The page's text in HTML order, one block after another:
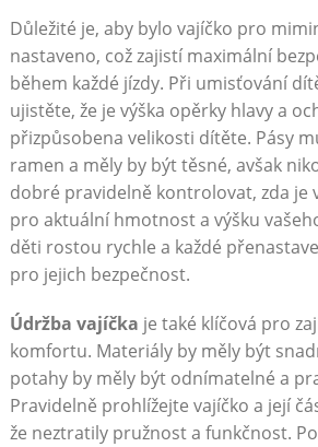
Důležité je, aby bylo vajíčko pro
nastaveno, což zajistí maximální
během každé jízdy. Při umisťování
ujistěte, že je výška opěrky hlavy a
přizpůsobena velikosti dítěte. Pásy
ramen a měly by být těsné, avšak
dobré pravidelně kontrolovat, zda je
pro aktuální hmotnost a výšku
děti rostou rychle a každé
pro jejich bezpečnost.
Údržba vajíčka je také klíčová pro
komfortu. Materiály by měly být
potahy by měly být odnímatelné a
Pravidelně prohlížejte vajíčko a její
že neztratily pružnost a funkčnost.